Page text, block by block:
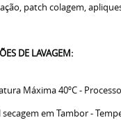
patch colagem,
DE LAVAGEM:
Máxima 40ºC -
secagem em Tambor -